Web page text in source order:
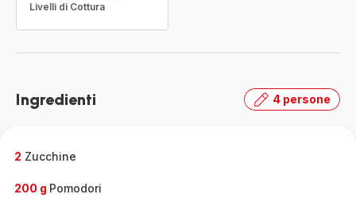
Livelli di Cottura
Ingredienti 4 persone
2 Zucchine
200 g Pomodori